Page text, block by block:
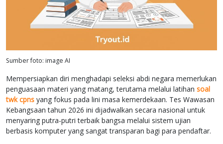
Sumber foto: image AI
Mempersiapkan diri menghadapi seleksi abdi negara memerlukan
penguasaan materi yang matang, terutama melalui latihan soal
twk cpns yang fokus pada lini masa kemerdekaan. Tes Wawasan
Kebangsaan tahun 2026 ini dijadwalkan secara nasional untuk
menyaring putra-putri terbaik bangsa melalui sistem ujian
berbasis komputer yang sangat transparan bagi para pendaftar.